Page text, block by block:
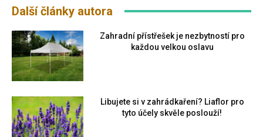
Další články autora
Zahradní přístřešek je nezbytností pro
každou velkou oslavu
Libujete si v zahrádkaření? Liaflor pro
tyto účely skvěle poslouží!